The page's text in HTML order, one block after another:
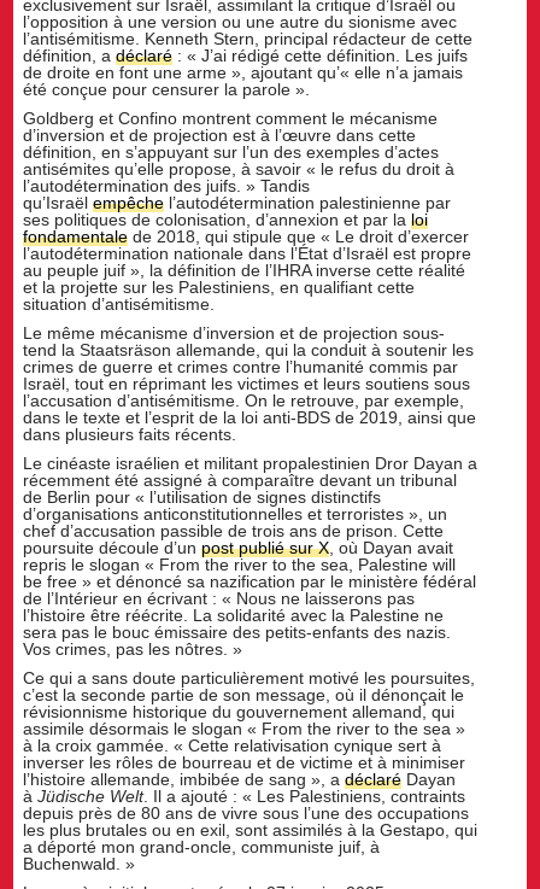
exclusivement sur Israël, assimilant la critique d’Israël ou
l’opposition à une version ou une autre du sionisme avec
l’antisémitisme. Kenneth Stern, principal rédacteur de cette
définition, adéclaré : « J’ai rédigé cette définition. Les juifs
de droite en font une arme », ajoutant qu’« elle n’a jamais
été conçue pour censurer la parole ».
Goldberg et Confino montrent comment le mécanisme
d’inversion et de projection est à l’œuvre dans cette
définition, en s’appuyant sur l’un des exemples d’actes
antisémites qu’elle propose, à savoir « le refus du droit à
l’autodétermination des juifs. » Tandis
qu’Israëlempêche l’autodétermination palestinienne par
ses politiques de colonisation, d’annexion et par laloi
fondamentale de 2018, qui stipule que « Le droit d’exercer
l’autodétermination nationale dans l’État d’Israël est propre
au peuple juif », la définition de l’IHRA inverse cette réalité
et la projette sur les Palestiniens, en qualifiant cette
situation d’antisémitisme.
Le même mécanisme d’inversion et de projection sous-
tend la Staatsräson allemande, qui la conduit à soutenir les
crimes de guerre et crimes contre l’humanité commis par
Israël, tout en réprimant les victimes et leurs soutiens sous
l’accusation d’antisémitisme. On le retrouve, par exemple,
dans le texte et l’esprit de la loi anti-BDS de 2019, ainsi que
dans plusieurs faits récents.
Le cinéaste israélien et militant propalestinien Dror Dayan a
récemment été assigné à comparaître devant un tribunal
de Berlin pour « l’utilisation de signes distinctifs
d’organisations anticonstitutionnelles et terroristes », un
chef d’accusation passible de trois ans de prison. Cette
poursuite découle d’unpost publié sur X , où Dayan avait
repris le slogan « From the river to the sea, Palestine will
be free » et dénoncé sa nazification par le ministère fédéral
de l’Intérieur en écrivant : « Nous ne laisserons pas
l’histoire être réécrite. La solidarité avec la Palestine ne
sera pas le bouc émissaire des petits-enfants des nazis.
Vos crimes, pas les nôtres. »
Ce qui a sans doute particulièrement motivé les poursuites,
c’est la seconde partie de son message, où il dénonçait le
révisionnisme historique du gouvernement allemand, qui
assimile désormais le slogan « From the river to the sea »
à la croix gammée. « Cette relativisation cynique sert à
inverser les rôles de bourreau et de victime et à minimiser
l’histoire allemande, imbibée de sang », adéclaré Dayan
àJüdische Welt. Il a ajouté : « Les Palestiniens, contraints
depuis près de 80 ans de vivre sous l’une des occupations
les plus brutales ou en exil, sont assimilés à la Gestapo, qui
a déporté mon grand-oncle, communiste juif, à
Buchenwald. »